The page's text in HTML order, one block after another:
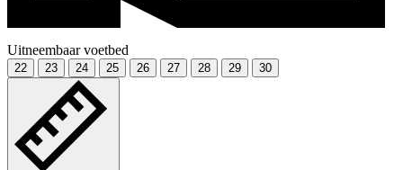
Uitneembaar voetbed
22 23 24 25 26 27 28 29 30